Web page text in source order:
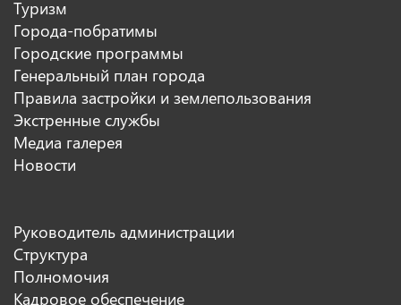
Туризм
Города-побратимы
Городские программы
Генеральный план города
Правила застройки и землепользования
Экстренные службы
Медиа галерея
Новости
Руководитель администрации
Структура
Полномочия
Кадровое обеспечение